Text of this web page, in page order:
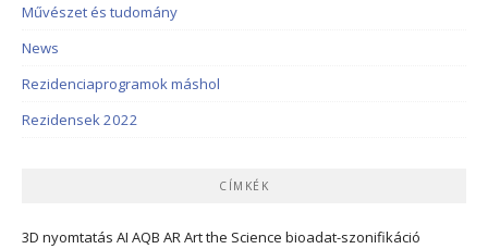
Művészet és tudomány
News
Rezidenciaprogramok máshol
Rezidensek 2022
CÍMKÉK
3D nyomtatás AI AQB ARArt the Science bioadat-szonifikáció